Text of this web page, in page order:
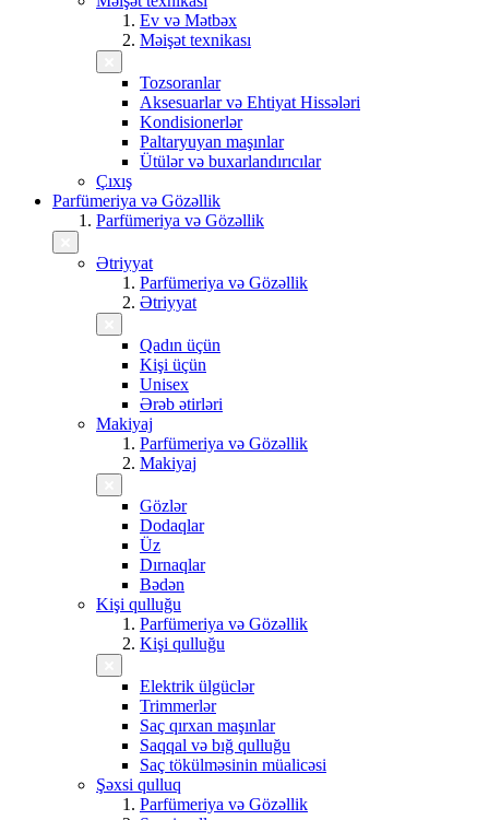
Ev və Mətbəx
Məişət texnikası
Tozsoranlar
Aksesuarlar və Ehtiyat Hissələri
Kondisionerlər
Paltaryuyan maşınlar
Ütülər və buxarlandırıcılar
Çıxış
Parfümeriya və Gözəllik
Parfümeriya və Gözəllik
Ətriyyat
Parfümeriya və Gözəllik
Ətriyyat
Qadın üçün
Kişi üçün
Unisex
Ərəb ətirləri
Makiyaj
Parfümeriya və Gözəllik
Makiyaj
Gözlər
Dodaqlar
Üz
Dırnaqlar
Bədən
Kişi qulluğu
Parfümeriya və Gözəllik
Kişi qulluğu
Elektrik ülgüclər
Trimmerlər
Saç qırxan maşınlar
Saqqal və bığ qulluğu
Saç tökülməsinin müalicəsi
Şəxsi qulluq
Parfümeriya və Gözəllik